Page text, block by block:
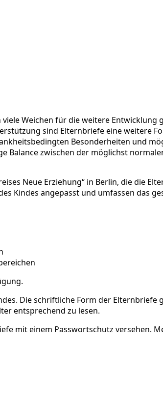
Weichen für die weitere Entwicklung
sind Elternbriefe eine weitere
Besonderheiten und
Balance zwischen der möglichst
Neue Erziehung“ in Berlin, die die
Kindes angepasst und umfassen das
Die schriftliche Form der Elternbriefe
entsprechend zu lesen.
mit einem Passwortschutz versehen.